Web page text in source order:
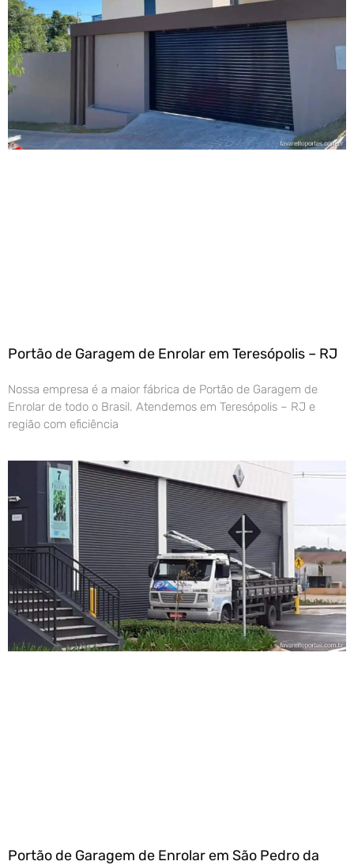
Portão de Garagem de Enrolar em Teresópolis – RJ
Nossa empresa é a maior fábrica de Portão de Garagem de
Enrolar de todo o Brasil. Atendemos em Teresópolis – RJ e
região com eficiência
Portão de Garagem de Enrolar em São Pedro da